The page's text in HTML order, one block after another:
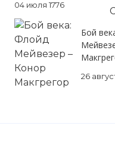
04 июля 1776
Бой
26
Вернуться в
Земли